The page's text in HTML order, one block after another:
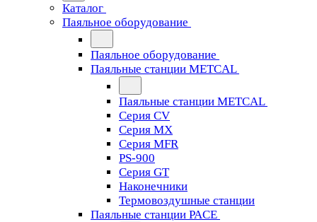
Каталог
Паяльное оборудование
Паяльное оборудование
Паяльные станции METCAL
Паяльные станции METCAL
Серия CV
Серия MX
Серия MFR
PS-900
Серия GT
Наконечники
Термовоздушные станции
Паяльные станции PACE